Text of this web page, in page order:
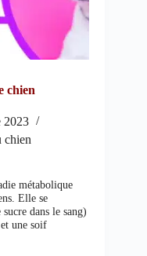
chien
2023
chien
métabolique
Elle se
dans le sang)
une soif